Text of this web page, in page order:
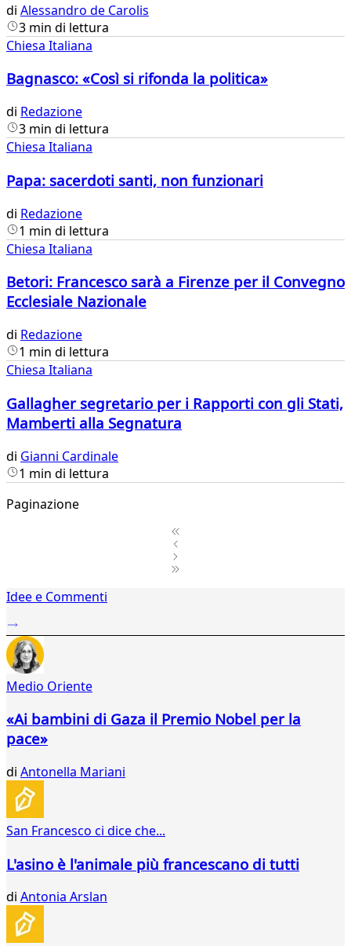
di Alessandro de Carolis
3 min di lettura
Chiesa Italiana
Bagnasco: «Così si rifonda la politica»
di Redazione
3 min di lettura
Chiesa Italiana
Papa: sacerdoti santi, non funzionari
di Redazione
1 min di lettura
Chiesa Italiana
Betori: Francesco sarà a Firenze per il Convegno
Ecclesiale Nazionale
di Redazione
1 min di lettura
Chiesa Italiana
Gallagher segretario per i Rapporti con gli Stati,
Mamberti alla Segnatura
di Gianni Cardinale
1 min di lettura
Paginazione
2Idee e Commenti
Medio Oriente
«Ai bambini di Gaza il Premio Nobel per la
pace»
di Antonella Mariani
San Francesco ci dice che...
L'asino è l'animale più francescano di tutti
di Antonia Arslan